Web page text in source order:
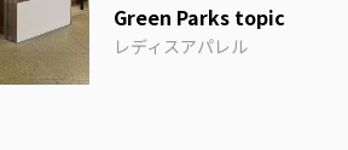
Green Parks topic
レディスアパレル